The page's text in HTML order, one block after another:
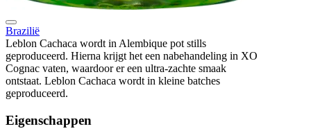
Brazilië
Leblon Cachaca wordt in Alembique pot stills
geproduceerd. Hierna krijgt het een nabehandeling in XO
Cognac vaten, waardoor er een ultra-zachte smaak
ontstaat. Leblon Cachaca wordt in kleine batches
geproduceerd.
Eigenschappen